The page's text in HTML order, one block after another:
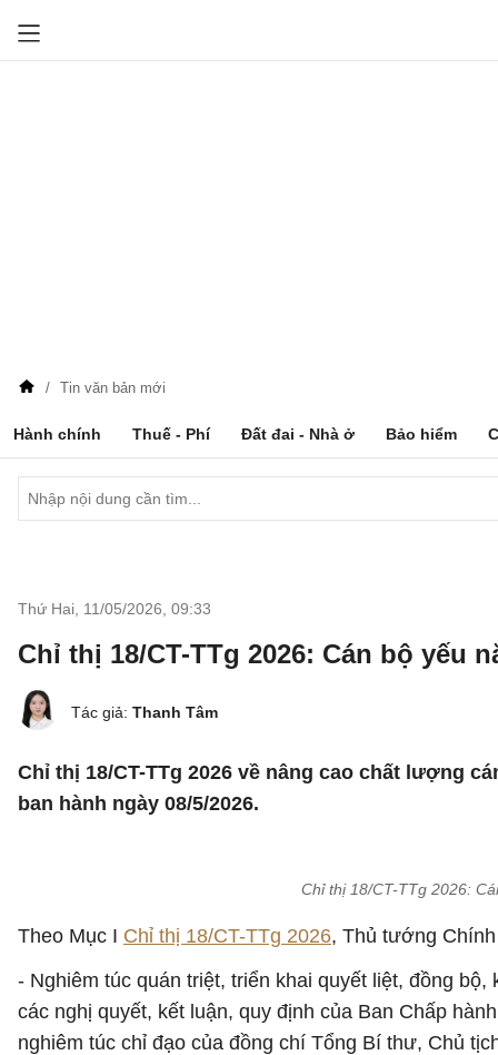
Tin văn bản mới
Hành chính Thuế - Phí Đất đai - Nhà ở Bảo hiểm
Thứ Hai, 11/05/2026 09:33
Chỉ thị 18/CT-TTg 2026: Cán bộ yếu
Tác giả: Thanh Tâm
Chỉ thị 18/CT-TTg 2026 về nâng cao chất lượng
ban hành ngày 08/5/2026.
Chỉ thị 18/CT-TTg 2026:
Theo Mục I Chỉ thị 18/CT-TTg 2026, Thủ tướng
- Nghiêm túc quán triệt, triển khai quyết liệt, đồng
các nghị quyết, kết luận, quy định của Ban Chấp
nghiêm túc chỉ đạo của đồng chí Tổng Bí thư, Chủ